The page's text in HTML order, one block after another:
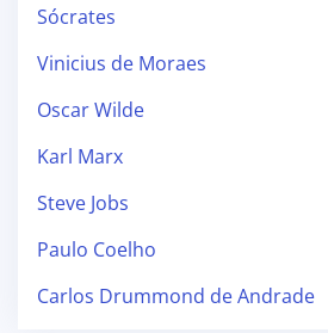
Sócrates
Vinicius de Moraes
Oscar Wilde
Karl Marx
Steve Jobs
Paulo Coelho
Carlos Drummond de Andrade